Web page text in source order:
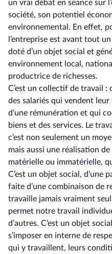
un vrai débat en séance sur
société, son potentiel
environnemental. En effet,
l’entreprise est avant tout
doté d’un objet social et
environnement local,
productrice de richesses.
C’est un collectif de travail :
des salariés qui vendent
d’une rémunération et qui
biens et des services. Le
c’est non seulement un
mais aussi une réalisation
matérielle ou immatérielle,
C’est un objet social, d’une
faite d’une combinaison de
travaille jamais vraiment
permet notre travail
d’autres. C’est un objet
s’imposer en interne de
qui y travaillent, leurs